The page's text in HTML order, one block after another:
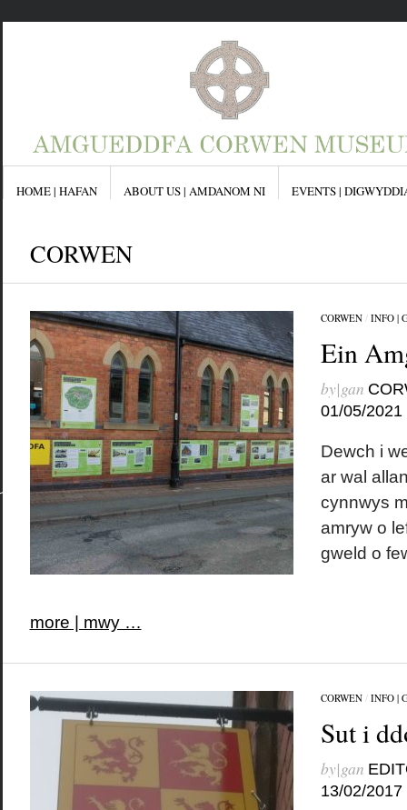
Categories
Corwen
Events | Digwyddiadau
Info | Gwybodaeth
News | Newyddion
Uncategorized
HOME | HAFAN ABOUT US | AMDANOM NI EVENTS |
CORWEN
CORWEN/ INFO |
Ein
by|gan
01/05/2021
Dewch i
ar wal
cynnwys
amryw o
gweld o
more | mwy …
CORWEN/ INFO |
Sut i
by|gan
13/02/2017